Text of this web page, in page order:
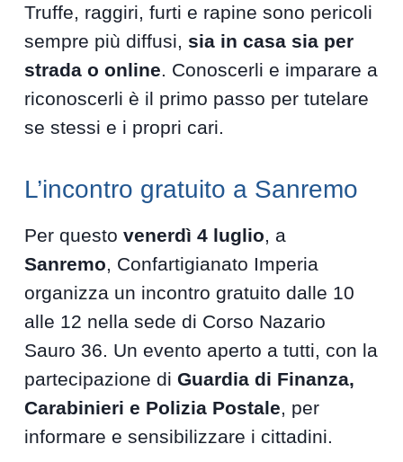
Truffe, raggiri, furti e rapine sono pericoli
sempre più diffusi, sia in casa sia per
strada o online. Conoscerli e imparare a
riconoscerli è il primo passo per tutelare
se stessi e i propri cari.
L’incontro gratuito a Sanremo
Per questovenerdì 4 luglio, a
Sanremo, Confartigianato Imperia
organizza un incontro gratuito dalle 10
alle 12 nella sede di Corso Nazario
Sauro 36. Un evento aperto a tutti, con la
partecipazione diGuardia di Finanza,
Carabinieri e Polizia Postale, per
informare e sensibilizzare i cittadini.